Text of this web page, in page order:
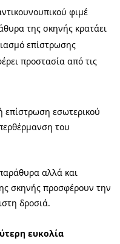
φιμέ
της σκηνής κρατάει
επίστρωσης
προστασία από τις
επίστρωση εσωτερικού
του
αλλά και
σκηνής προσφέρουν την
δροσιά.
ευκολία